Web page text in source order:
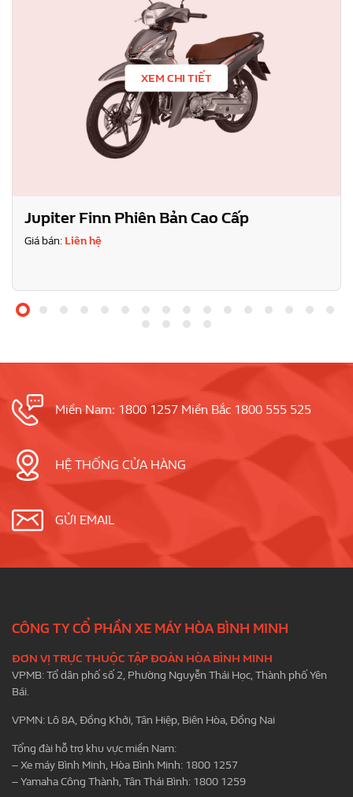
XEM CHI TIẾT
Jupiter Finn Phiên Bản Cao Cấp
Giá bán:Liên hệ
Miền Nam: 1800 1257 Miền Bắc 1800 555 525
HỆ THỐNG CỬA HÀNG
GỬI EMAIL
CÔNG TY CỔ PHẦN XE MÁY HÒA BÌNH MINH
ĐƠN VỊ TRỰC THUỘC TẬP ĐOÀN HÒA BÌNH MINH
VPMB: Tổ dân phố số 2, Phường Nguyễn Thái Học, Thành phố Yên
Bái.
VPMN: Lô 8A, Đồng Khởi, Tân Hiệp, Biên Hòa, Đồng Nai
Tổng đài hỗ trợ khu vực miền Nam:
– Xe máy Bình Minh, Hòa Bình Minh: 1800 1257
– Yamaha Công Thành, Tân Thái Bình: 1800 1259